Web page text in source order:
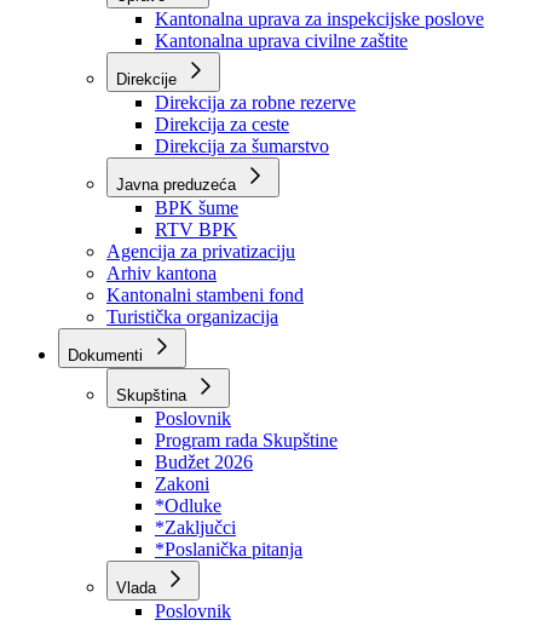
Pedagoški zavod
Kantonalna uprava za inspekcijske poslove
Kantonalna uprava civilne zaštite
Direkcije
Direkcija za robne rezerve
Direkcija za ceste
Direkcija za šumarstvo
Javna preduzeća
BPK šume
RTV BPK
Agencija za privatizaciju
Arhiv kantona
Kantonalni stambeni fond
Turistička organizacija
Dokumenti
Skupština
Poslovnik
Program rada Skupštine
Budžet 2026
Zakoni
*Odluke
*Zaključci
*Poslanička pitanja